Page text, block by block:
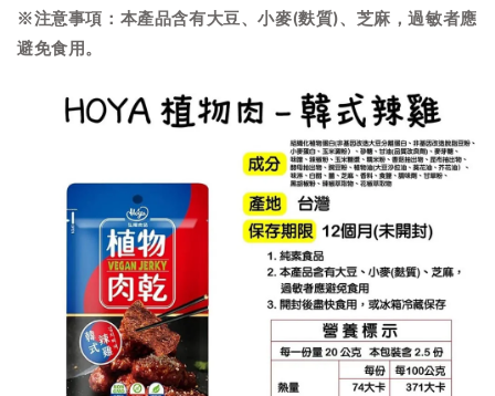
※注意事項：本產品含有大豆、小麥(麩質)、芝麻，過敏者應
避免食用。